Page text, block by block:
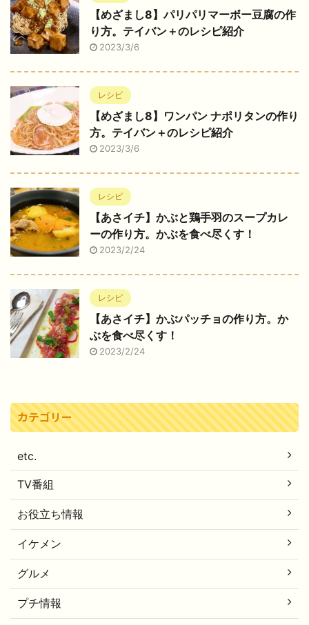
【めざまし8】パリパリマーボー豆腐の作
り方。テイバン＋のレシピ紹介
2023/3/6
レシピ
【めざまし8】ワンパン ナポリタンの作り
方。テイバン＋のレシピ紹介
2023/3/6
レシピ
【あさイチ】かぶと鶏手羽のスープカレ
ーの作り方。かぶを食べ尽くす！
2023/2/24
レシピ
【あさイチ】かぶパッチョの作り方。か
ぶを食べ尽くす！
2023/2/24
カテゴリー
etc.
TV番組
お役立ち情報
イケメン
グルメ
プチ情報